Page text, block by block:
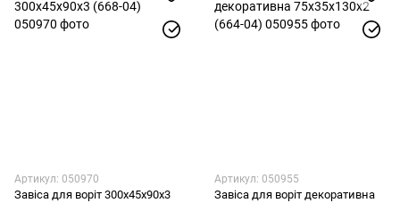
Артикул: 050970
Завіса для воріт 300х45х90х3
Артикул: 050955
Завіса для воріт декоративна